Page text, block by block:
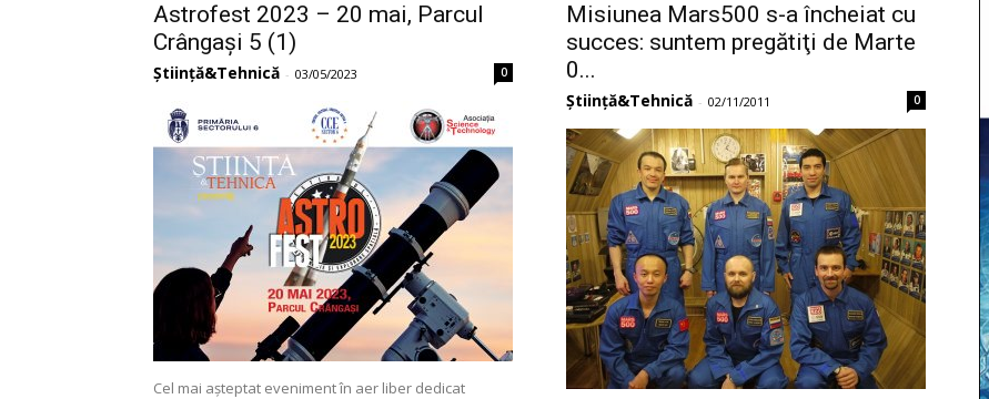
Astrofest 2023 – 20 mai, Parcul
Crângași 5 (1)
Știință&Tehnică - 03/05/2023 0
Cel mai așteptat eveniment în aer liber dedicat
Misiunea Mars500 s-a încheiat cu
succes: suntem pregătiţi de Marte
0...
Știință&Tehnică - 02/11/2011 0